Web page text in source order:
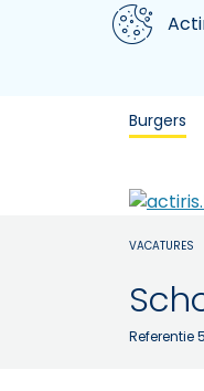
Aller au contenu
We gebruiken
Burgers
VACATURES
Referentie